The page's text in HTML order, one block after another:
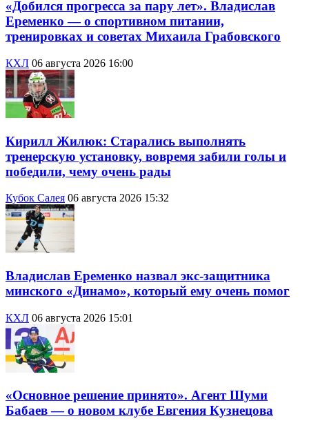
«Добился прогресса за пару лет». Владислав
Еременко — о спортивном питании,
тренировках и советах Михаила Грабовского
КХЛ 06 августа 2026 16:00
Кирилл Жилюк: Старались выполнять
тренерскую установку, вовремя забили голы и
победили, чему очень рады
Кубок Салея 06 августа 2026 15:32
Владислав Еременко назвал экс-защитника
минского «Динамо», который ему очень помог
КХЛ 06 августа 2026 15:01
«Основное решение принято». Агент Шуми
Бабаев — о новом клубе Евгения Кузнецова